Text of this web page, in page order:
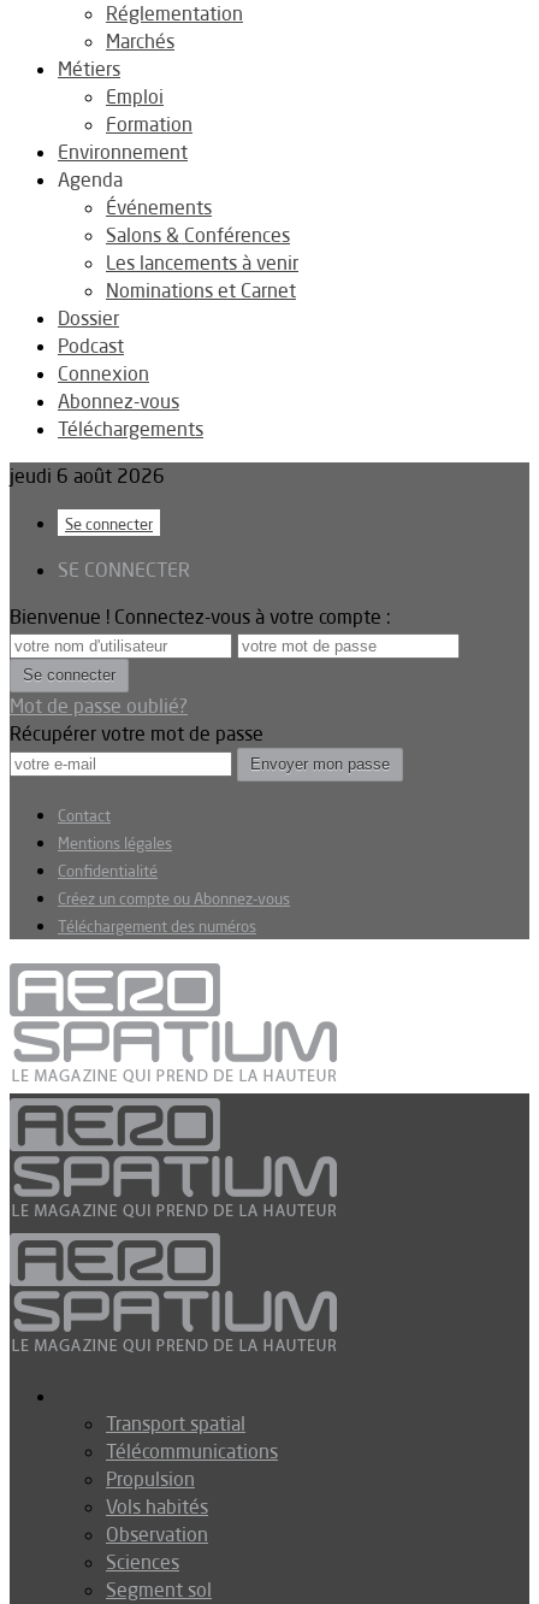
Réglementation
Marchés
Métiers
Emploi
Formation
Environnement
Agenda
Événements
Salons & Conférences
Les lancements à venir
Nominations et Carnet
Dossier
Podcast
Connexion
Abonnez-vous
Téléchargements
jeudi 6 août 2026
Se connecter
SE CONNECTER
Bienvenue ! Connectez-vous à votre compte :
Mot de passe oublié?
Récupérer votre mot de passe
Contact
Mentions légales
Confidentialité
Créez un compte ou Abonnez-vous
Téléchargement des numéros
Transport spatial
Télécommunications
Propulsion
Vols habités
Observation
Sciences
Segment sol